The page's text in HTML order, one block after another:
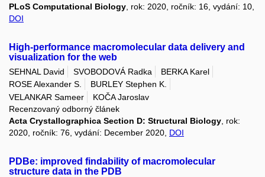
PLoS Computational Biology , rok: 2020, ročník: 16, vydání: 10,
DOI
High-performance macromolecular data delivery and
visualization for the web
SEHNAL David SVOBODOVÁ Radka
BERKA Karel
ROSE Alexander S.
BURLEY Stephen K.
VELANKAR Sameer
KOČA Jaroslav
Recenzovaný odborný článek
Acta Crystallographica Section D: Structural Biology , rok:
2020, ročník: 76, vydání: December 2020, DOI
PDBe: improved findability of macromolecular
structure data in the PDB